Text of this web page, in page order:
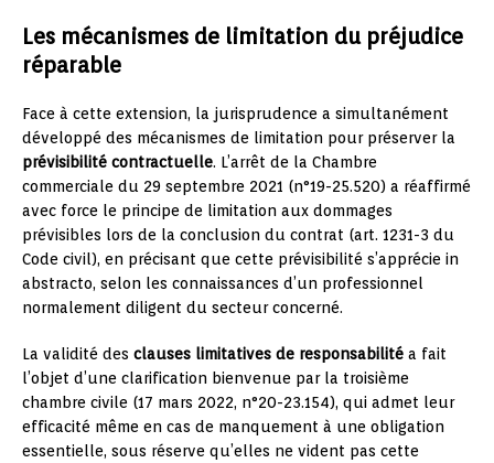
Les mécanismes de limitation du préjudice
réparable
Face à cette extension, la jurisprudence a simultanément
développé des mécanismes de limitation pour préserver la
prévisibilité contractuelle. L’arrêt de la Chambre
commerciale du 29 septembre 2021 (n°19-25.520) a réaffirmé
avec force le principe de limitation aux dommages
prévisibles lors de la conclusion du contrat (art. 1231-3 du
Code civil), en précisant que cette prévisibilité s’apprécie in
abstracto, selon les connaissances d’un professionnel
normalement diligent du secteur concerné.
La validité des clauses limitatives de responsabilité a fait
l’objet d’une clarification bienvenue par la troisième
chambre civile (17 mars 2022, n°20-23.154), qui admet leur
efficacité même en cas de manquement à une obligation
essentielle, sous réserve qu’elles ne vident pas cette